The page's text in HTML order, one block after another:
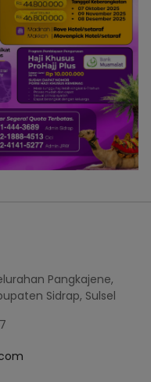
Pangkajene,
Sidrap, Sulsel